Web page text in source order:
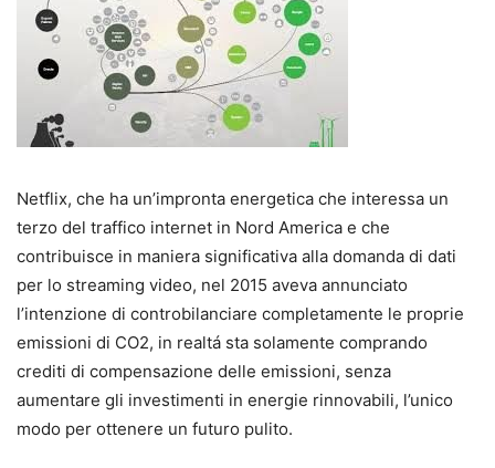
Netflix, che ha un’impronta energetica che interessa un
terzo del traffico internet in Nord America e che
contribuisce in maniera significativa alla domanda di dati
per lo streaming video, nel 2015 aveva annunciato
l’intenzione di controbilanciare completamente le proprie
emissioni di CO2, in realtá sta solamente comprando
crediti di compensazione delle emissioni, senza
aumentare gli investimenti in energie rinnovabili, l’unico
modo per ottenere un futuro pulito.